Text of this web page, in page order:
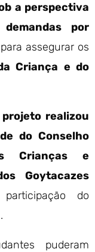
a perspectiva
por
para assegurar os
Criança e do
realizou
do Conselho
Crianças e
Goytacazes
do
puderam